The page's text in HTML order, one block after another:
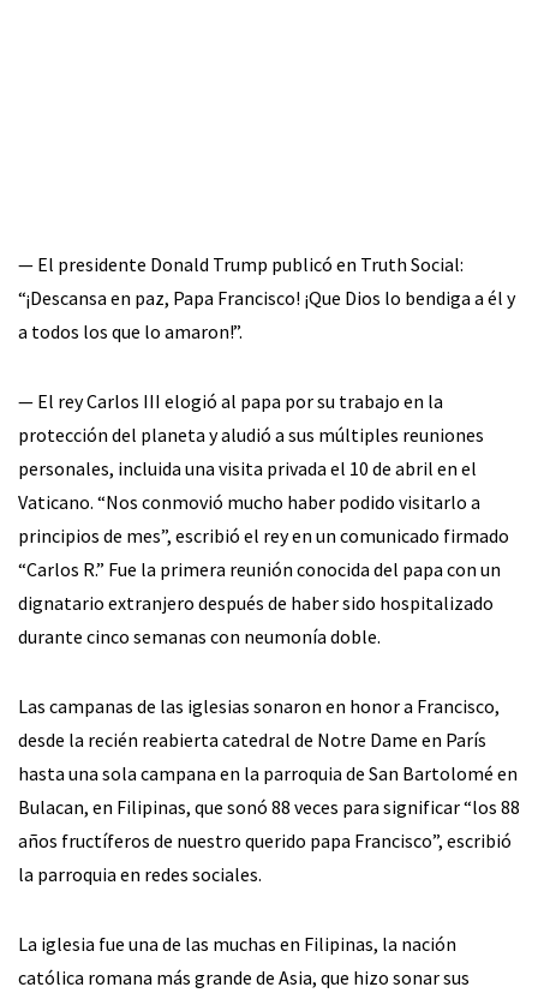
— El presidente Donald Trump publicó en Truth Social:
“¡Descansa en paz, Papa Francisco! ¡Que Dios lo bendiga a él y
a todos los que lo amaron!”.
— El rey Carlos III elogió al papa por su trabajo en la
protección del planeta y aludió a sus múltiples reuniones
personales, incluida una visita privada el 10 de abril en el
Vaticano. “Nos conmovió mucho haber podido visitarlo a
principios de mes”, escribió el rey en un comunicado firmado
“Carlos R.” Fue la primera reunión conocida del papa con un
dignatario extranjero después de haber sido hospitalizado
durante cinco semanas con neumonía doble.
Las campanas de las iglesias sonaron en honor a Francisco,
desde la recién reabierta catedral de Notre Dame en París
hasta una sola campana en la parroquia de San Bartolomé en
Bulacan, en Filipinas, que sonó 88 veces para significar “los 88
años fructíferos de nuestro querido papa Francisco”, escribió
la parroquia en redes sociales.
La iglesia fue una de las muchas en Filipinas, la nación
católica romana más grande de Asia, que hizo sonar sus